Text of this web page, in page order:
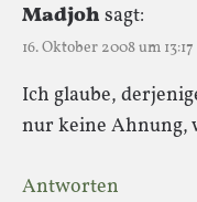
Madjoh sagt:
16. Oktober 2008 um
Ich glaube,
nur keine Ahnung,
Antworten